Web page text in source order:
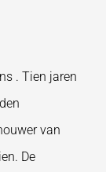
. Tien jaren
van
De